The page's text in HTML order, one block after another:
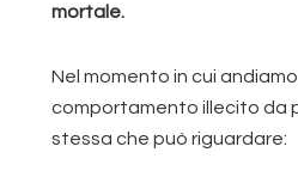
mortale.
Nel momento in cui
comportamento illecito da
stessa che può riguardare: